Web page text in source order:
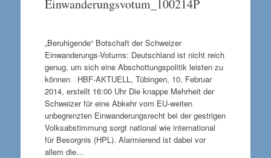
Einwanderungsvotum_100214P
„Beruhigende“ Botschaft der Schweizer
Einwanderungs-Votums: Deutschland ist nicht reich
genug, um sich eine Abschottungspolitik leisten zu
können HBF-AKTUELL, Tübingen, 10. Februar
2014, erstellt 16:00 Uhr Die knappe Mehrheit der
Schweizer für eine Abkehr vom EU-weiten
unbegrenzten Einwanderungsrecht bei der gestrigen
Volksabstimmung sorgt national wie international
für Besorgnis (HPL). Alarmierend ist dabei vor
allem die…